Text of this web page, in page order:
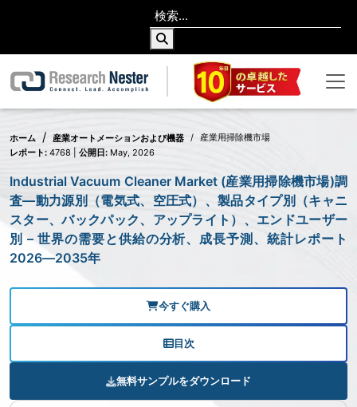
ホーム 産業オートメーションおよび機器
産業用掃除機市場
レポート: 4768 | 公開日: May, 2026
Industrial Vacuum Cleaner Market (産業用掃除機市場)調
査―動力源別（電気式、空圧式）、製品タイプ別（キャニ
スター、バックパック、アップライト）、エンドユーザー
別 – 世界の需要と供給の分析、成長予測、統計レポート
2026―2035年
今すぐ購入
目次
無料サンプルをダウンロード